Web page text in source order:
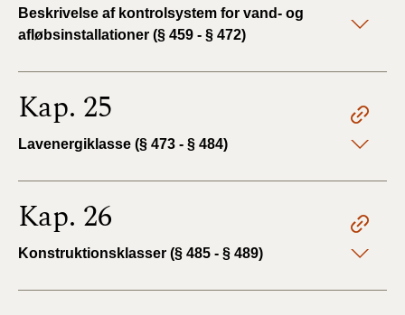
Beskrivelse af kontrolsystem for vand- og
afløbsinstallationer (§ 459 - § 472)
Kap. 25
Lavenergiklasse (§ 473 - § 484)
Kap. 26
Konstruktionsklasser (§ 485 - § 489)